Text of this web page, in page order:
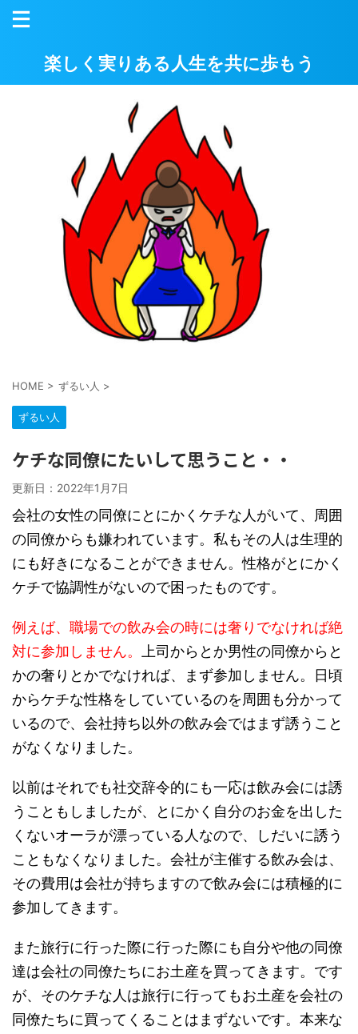
楽しく実りある人生を共に歩もう
HOME > ずるい人 >
ずるい人
ケチな同僚にたいして思うこと・・
更新日： 2022年1月7日
会社の女性の同僚にとにかくケチな人がいて、周囲
の同僚からも嫌われています。私もその人は生理的
にも好きになることができません。性格がとにかく
ケチで協調性がないので困ったものです。
例えば、職場での飲み会の時には奢りでなければ絶
対に参加しません。
上司からとか男性の同僚からと
かの奢りとかでなければ、まず参加しません。日頃
からケチな性格をしていているのを周囲も分かって
いるので、会社持ち以外の飲み会ではまず誘うこと
がなくなりました。
以前はそれでも社交辞令的にも一応は飲み会には誘
うこともしましたが、とにかく自分のお金を出した
くないオーラが漂っている人なので、しだいに誘う
こともなくなりました。会社が主催する飲み会は、
その費用は会社が持ちますので飲み会には積極的に
参加してきます。
また旅行に行った際に行った際にも自分や他の同僚
達は会社の同僚たちにお土産を買ってきます。です
が、そのケチな人は旅行に行ってもお土産を会社の
同僚たちに買ってくることはまずないです。本来な